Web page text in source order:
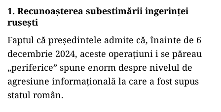
1. Recunoașterea subestimării ingerinței
rusești
Faptul că președintele admite că, înainte de 6
decembrie 2024, aceste operațiuni i se păreau
„periferice” spune enorm despre nivelul de
agresiune informațională la care a fost supus
statul român.